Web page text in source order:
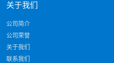
关于我们
公司简介
公司荣誉
关于我们
联系我们